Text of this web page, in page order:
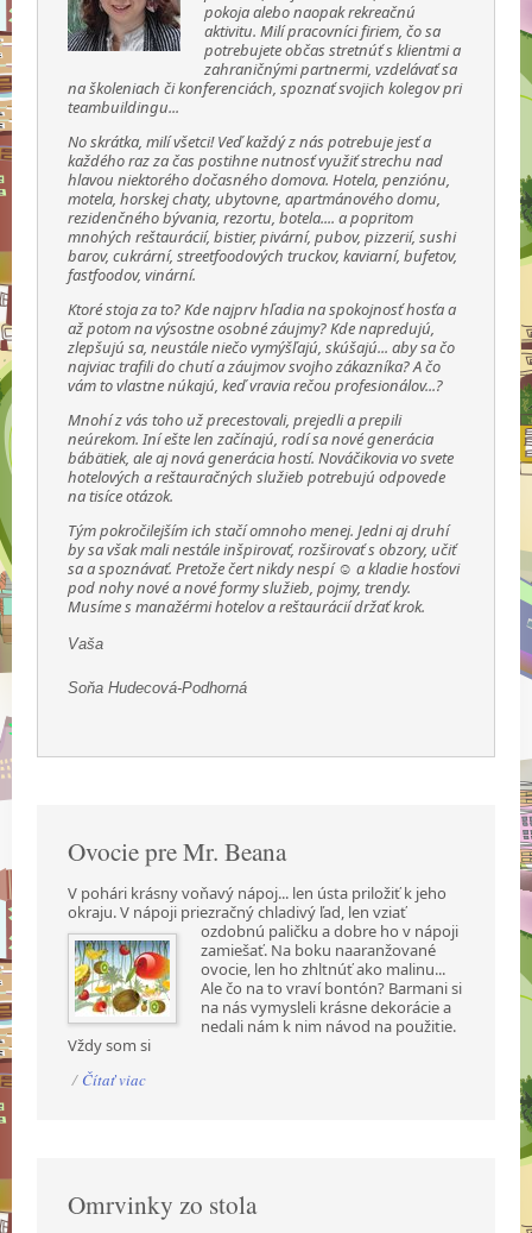
pokoja alebo naopak rekreačnú
aktivitu. Milí pracovníci firiem, čo sa
potrebujete občas stretnúť s klientmi a
zahraničnými partnermi, vzdelávať sa
na školeniach či konferenciách, spoznať svojich kolegov pri
teambuildingu...
No skrátka, milí všetci! Veď každý z nás potrebuje jesť a
každého raz za čas postihne nutnosť využiť strechu nad
hlavou niektorého dočasného domova. Hotela, penziónu,
motela, horskej chaty, ubytovne, apartmánového domu,
rezidenčného bývania, rezortu, botela.... a popritom
mnohých reštaurácií, bistier, pivární, pubov, pizzerií, sushi
barov, cukrární, streetfoodových truckov, kaviarní, bufetov,
fastfoodov, vinární.
Ktoré stoja za to? Kde najprv hľadia na spokojnosť hosťa a
až potom na výsostne osobné záujmy? Kde napredujú,
zlepšujú sa, neustále niečo vymýšľajú, skúšajú... aby sa čo
najviac trafili do chutí a záujmov svojho zákazníka? A čo
vám to vlastne núkajú, keď vravia rečou profesionálov...?
Mnohí z vás toho už precestovali, prejedli a prepili
neúrekom. Iní ešte len začínajú, rodí sa nové generácia
bábätiek, ale aj nová generácia hostí. Nováčikovia vo svete
hotelových a reštauračných služieb potrebujú odpovede
na tisíce otázok.
Tým pokročilejším ich stačí omnoho menej. Jedni aj druhí
by sa však mali nestále inšpirovať, rozširovať s obzory, učiť
sa a spoznávať. Pretože čert nikdy nespí ☺ a kladie hosťovi
pod nohy nové a nové formy služieb, pojmy, trendy.
Musíme s manažérmi hotelov a reštaurácií držať krok.
Vaša
Soňa Hudecová-Podhorná
Ovocie pre Mr. Beana
V pohári krásny voňavý nápoj... len ústa priložiť k jeho
okraju. V nápoji priezračný chladivý ľad, len vziať
ozdobnú paličku a dobre ho v nápoji
zamiešať. Na boku naaranžované
ovocie, len ho zhltnúť ako malinu...
Ale čo na to vraví bontón? Barmani si
na nás vymysleli krásne dekorácie a
nedali nám k nim návod na použitie.
Vždy som si
/ Čítať viac
Omrvinky zo stola